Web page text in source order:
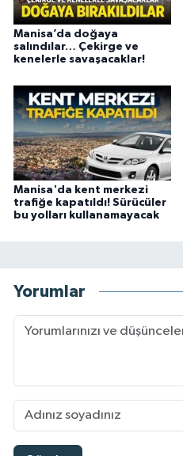
Manisa’da doğaya
salındılar… Çekirge ve
kenelerle savaşacaklar!
Manisa'da kent merkezi
trafiğe kapatıldı! Sürücüler
bu yolları kullanamayacak
Yorumlar